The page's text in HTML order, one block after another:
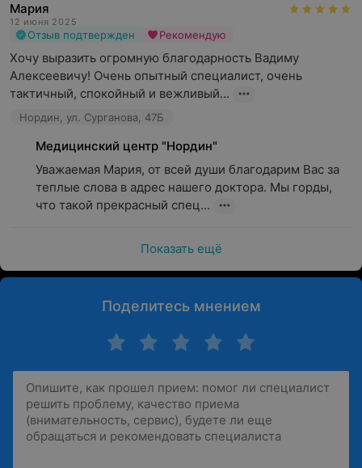
Мария
12 июня 2025
Отзыв подтвержден Рекомендую
Хочу выразить огромную благодарность Вадиму
Алексеевичу! Очень опытный специалист, очень
тактичный, спокойный и вежливый...
Нордин, ул. Сурганова, 47Б
Медицинский центр "Нордин"
Уважаемая Мария, от всей души благодарим Вас за
теплые слова в адрес нашего доктора. Мы горды,
что такой прекрасный спец...
Показать ещё
Поделитесь мнением